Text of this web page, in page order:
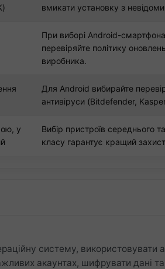
вмикати установку з
При виборі Android-смартфона
перевіряйте політику оновлень
виробника.
Для Android вибирайте
антивіруси (Bitdefender,
у
Вибір пристроїв середнього
класу гарантує кращий
систему, використовувати
акаунтах, шифрувати дані